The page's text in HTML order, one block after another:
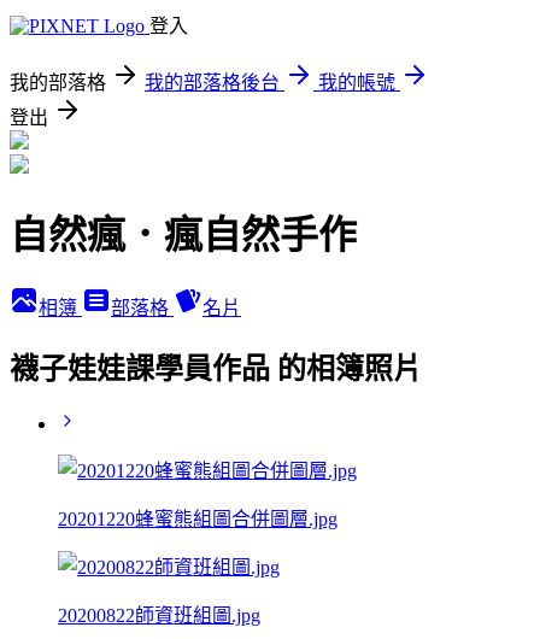
登入
我的部落格 我的部落格後台
我的帳號
登出
自然瘋．瘋自然手作
相簿 部落格 名片
襪子娃娃課學員作品 的相簿照片
20201220蜂蜜熊組圖合併圖層.jpg
20200822師資班組圖.jpg